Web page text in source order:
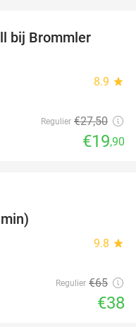
bij Brommler
8.9 star
Regulier €27,50
€19,90
9.8 star
Regulier €65
€38